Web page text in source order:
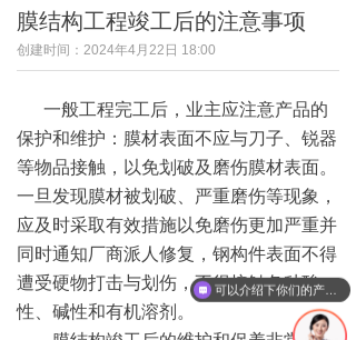
联系我们
膜结构工程竣工后的注意事项
创建时间： 2024年4月22日 18:00
一般工程完工后，业主应注意产品的
保护和维护：膜材表面不应与刀子、锐器
等物品接触，以免划破及磨伤膜材表面。
一旦发现膜材被划破、严重磨伤等现象，
应及时采取有效措施以免磨伤更加严重并
同时通知厂商派人修复，钢构件表面不得
遭受硬物打击与划伤，不得接触各种酸
性、碱性和有机溶剂。
可以介绍下你们的产品么